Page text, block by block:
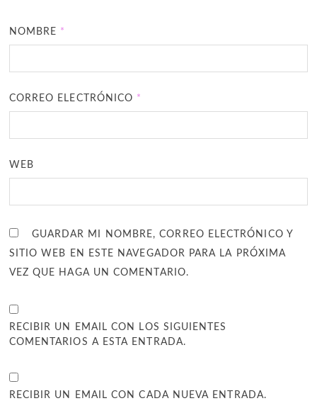
NOMBRE *
CORREO ELECTRÓNICO *
WEB
GUARDAR MI NOMBRE, CORREO ELECTRÓNICO Y
SITIO WEB EN ESTE NAVEGADOR PARA LA PRÓXIMA
VEZ QUE HAGA UN COMENTARIO.
RECIBIR UN EMAIL CON LOS SIGUIENTES
COMENTARIOS A ESTA ENTRADA.
RECIBIR UN EMAIL CON CADA NUEVA ENTRADA.